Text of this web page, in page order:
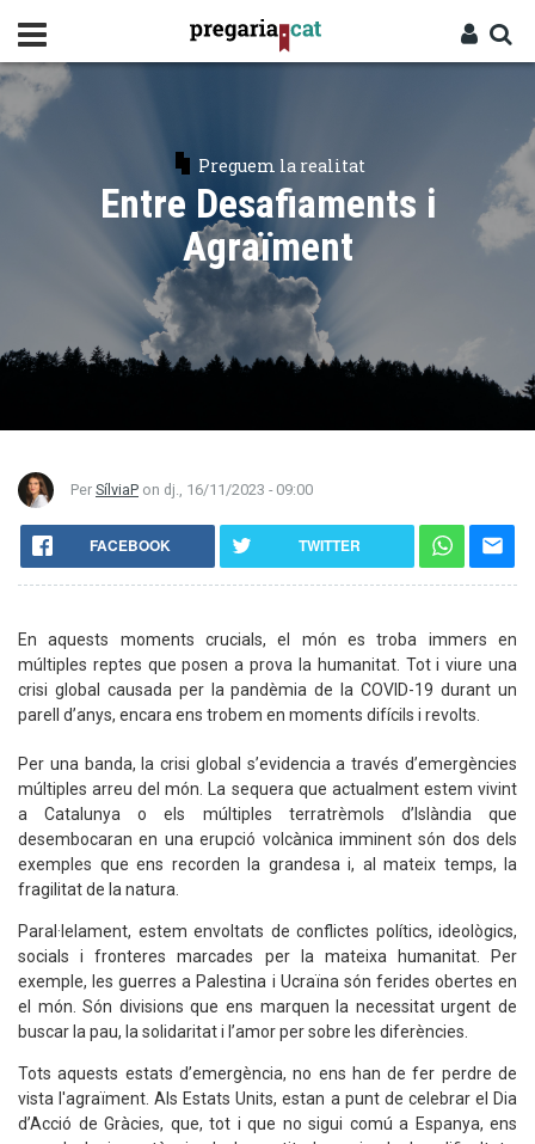
contingut
Cercador
Preguem la realitat
Entre Desafiaments i
Agraïment
Per SílviaP on dj., 16/11/2023 - 09:00
FACEBOOK TWITTER
En aquests moments crucials, el món es troba immers en
múltiples reptes que posen a prova la humanitat. Tot i viure una
crisi global causada per la pandèmia de la COVID-19 durant un
parell d’anys, encara ens trobem en moments difícils i revolts.
Per una banda, la crisi global s’evidencia a través d’emergències
múltiples arreu del món. La sequera que actualment estem vivint
a Catalunya o els múltiples terratrèmols d’Islàndia que
desembocaran en una erupció volcànica imminent són dos dels
exemples que ens recorden la grandesa i, al mateix temps, la
fragilitat de la natura.
Paral·lelament, estem envoltats de conflictes polítics, ideològics,
socials i fronteres marcades per la mateixa humanitat. Per
exemple, les guerres a Palestina i Ucraïna són ferides obertes en
el món. Són divisions que ens marquen la necessitat urgent de
buscar la pau, la solidaritat i l’amor per sobre les diferències.
Tots aquests estats d’emergència, no ens han de fer perdre de
vista l'agraïment. Als Estats Units, estan a punt de celebrar el Dia
d’Acció de Gràcies, que, tot i que no sigui comú a Espanya, ens